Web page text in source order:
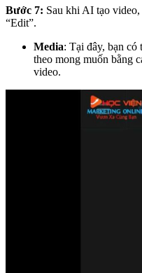
Bước 7: Sau khi AI tạo
“Edit”.
Media: Tại đây, bạn có
theo mong muốn bằng
video.